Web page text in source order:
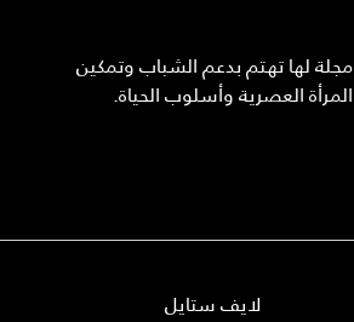
مجلة لها تهتم بدعم الشباب وتمكين
المرأة العصرية وأسلوب الحياة.
لايف ستايل